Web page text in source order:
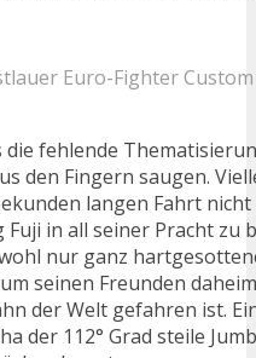
Euro-Fighter Custom
fehlende
den Fingern saugen.
langen Fahrt
Fuji in all seiner Pracht zu
nur ganz
seinen Freunden
der Welt gefahren ist.
der 112° Grad steile